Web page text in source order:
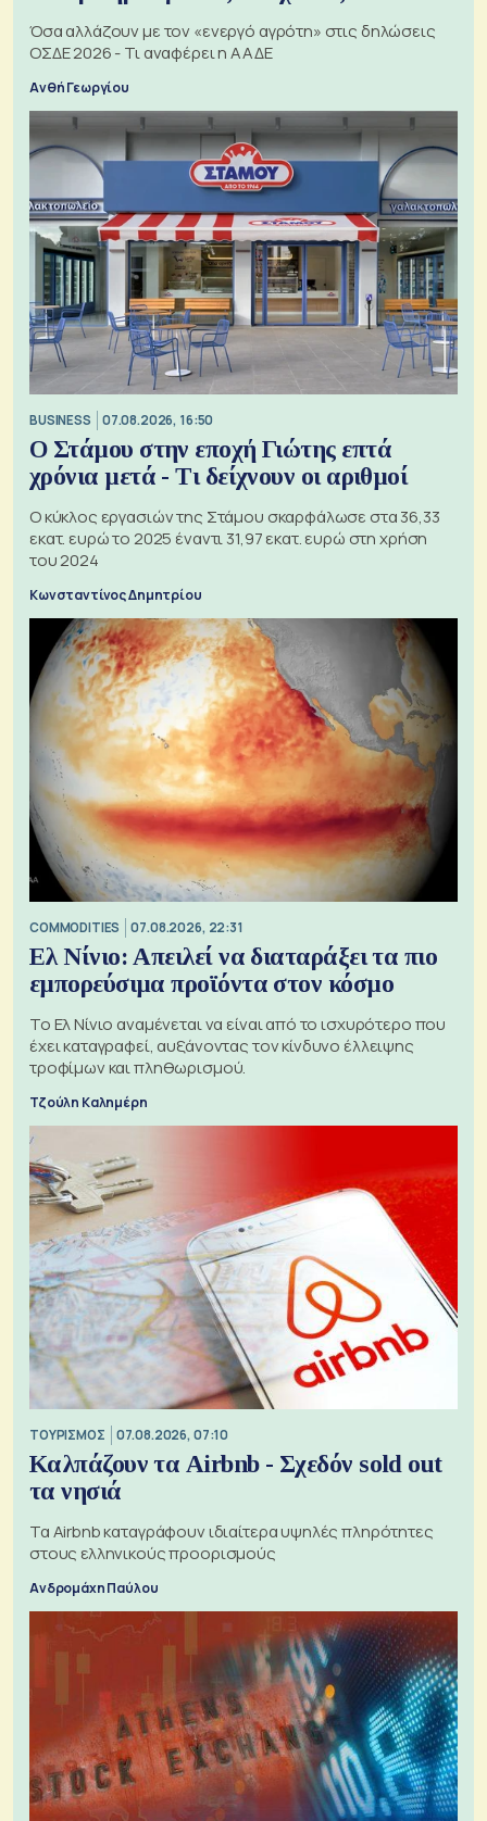
Όσα αλλάζουν με τον «ενεργό αγρότη» στις δηλώσεις
ΟΣΔΕ 2026 - Τι αναφέρει η ΑΑΔΕ
Ανθή Γεωργίου
BUSINESS 07.08.2026, 16:50
Ο Στάμου στην εποχή Γιώτης επτά
χρόνια μετά - Τι δείχνουν οι αριθμοί
Ο κύκλος εργασιών της Στάμου σκαρφάλωσε στα 36,33
εκατ. ευρώ το 2025 έναντι 31,97 εκατ. ευρώ στη χρήση
του 2024
Κωνσταντίνος Δημητρίου
COMMODITIES 07.08.2026, 22:31
Ελ Νίνιο: Απειλεί να διαταράξει τα πιο
εμπορεύσιμα προϊόντα στον κόσμο
Το Ελ Νίνιο αναμένεται να είναι από το ισχυρότερο που
έχει καταγραφεί, αυξάνοντας τον κίνδυνο έλλειψης
τροφίμων και πληθωρισμού.
Τζούλη Καλημέρη
ΤΟΥΡΙΣΜΟΣ 07.08.2026, 07:10
Καλπάζουν τα Airbnb - Σχεδόν sold out
τα νησιά
Τα Airbnb καταγράφουν ιδιαίτερα υψηλές πληρότητες
στους ελληνικούς προορισμούς
Ανδρομάχη Παύλου